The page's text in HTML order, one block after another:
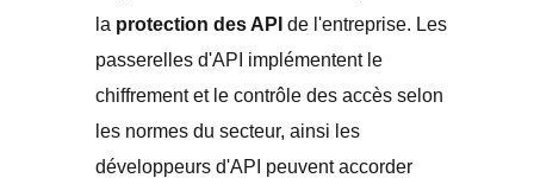
la protection des API de l'entreprise. Les
passerelles d'API implémentent le
chiffrement et le contrôle des accès selon
les normes du secteur, ainsi les
développeurs d'API peuvent accorder